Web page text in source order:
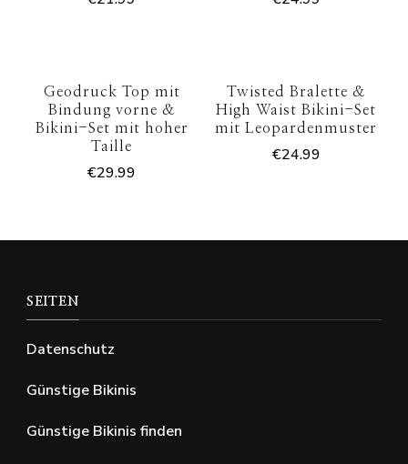
Geodruck Top mit
Bindung vorne &
Bikini-Set mit hoher
Taille
€29.99
Twisted Bralette &
High Waist Bikini-Set
mit Leopardenmuster
€24.99
SEITEN
Datenschutz
Günstige Bikinis
Günstige Bikinis finden